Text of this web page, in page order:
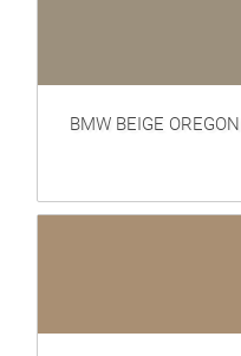
BMW BEIGE OREGON